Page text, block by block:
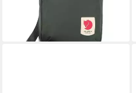
lieferbar - in 2-3 Werktagen bei dir
+7